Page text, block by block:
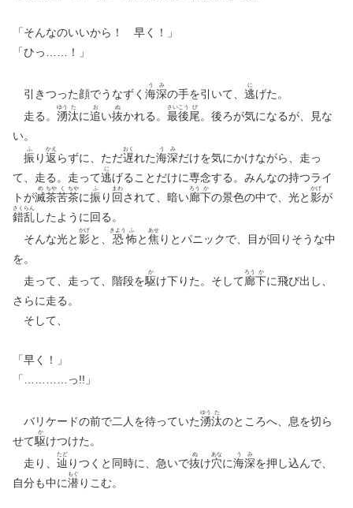
「そんなのいいから！ 早く！」
「ひっ……！」
引きつった顔でうなずく 海
う
深
み
の手を引いて、 逃
に
げた。
走る。 湧
ゆう
汰
た
に追
お
い抜
ぬ
かれる。 最
さい
後
こう
尾
び
。後ろが気になるが、見な
い。
振
ふ
り返
かえ
らずに、ただ遅
おく
れた海
う
深
み
だけを気にかけながら、走っ
て、走る。走って逃
に
げることだけに専念する。みんなの持つライ
トが滅
め
茶
ちや
苦
く
茶
ちや
に振
ふ
り 回
まわ
されて、暗い廊
ろう
下
か
の景色の中で、光と影
かげ
が
錯
さく
乱
らん
したように回る。
そんな光と影
かげ
と、 恐
きよう
怖
ふ
と焦
あせ
りとパニックで、目が回りそうな中
を。
走って、走って、階段を駆
か
け下りた。そして廊
ろう
下
か
に飛び出し、
さらに走る。
そして、
「早く！」
「…………っ!!」
バリケードの前で二人を待っていた湧
ゆう
汰
た
のところへ、息を切ら
せて駆
か
けつけた。
走り、 辿
たど
りつくと同時に、急いで抜
ぬ
け穴
あな
に海
う
深
み
を押し込んで、
自分も中に潜
もぐ
りこむ。